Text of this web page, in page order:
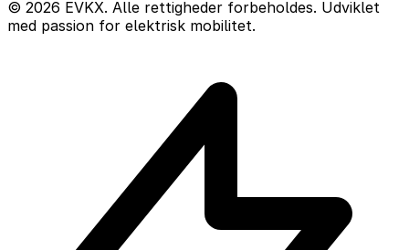
© 2026 EVKX. Alle rettigheder forbeholdes. Udviklet
med passion for elektrisk mobilitet.